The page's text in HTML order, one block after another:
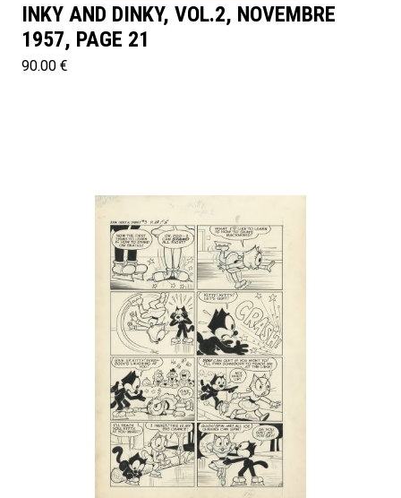
INKY AND DINKY, VOL.2, NOVEMBRE
1957, PAGE 21
90.00 €